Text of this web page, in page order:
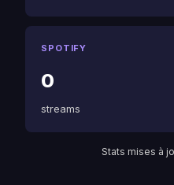
SPOTIFY
0
streams
Stats mises à